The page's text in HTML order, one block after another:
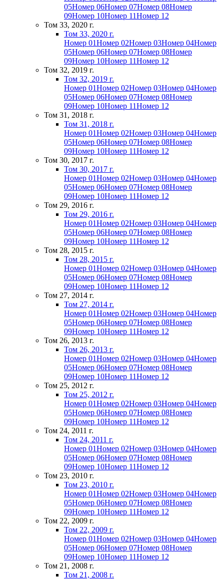
05Номер 06Номер 07Номер 08Номер
09Номер 10Номер 11Номер 12
Том 33, 2020 г.
Том 33, 2020 г.
Номер 01Номер 02Номер 03Номер 04Номер
05Номер 06Номер 07Номер 08Номер
09Номер 10Номер 11Номер 12
Том 32, 2019 г.
Том 32, 2019 г.
Номер 01Номер 02Номер 03Номер 04Номер
05Номер 06Номер 07Номер 08Номер
09Номер 10Номер 11Номер 12
Том 31, 2018 г.
Том 31, 2018 г.
Номер 01Номер 02Номер 03Номер 04Номер
05Номер 06Номер 07Номер 08Номер
09Номер 10Номер 11Номер 12
Том 30, 2017 г.
Том 30, 2017 г.
Номер 01Номер 02Номер 03Номер 04Номер
05Номер 06Номер 07Номер 08Номер
09Номер 10Номер 11Номер 12
Том 29, 2016 г.
Том 29, 2016 г.
Номер 01Номер 02Номер 03Номер 04Номер
05Номер 06Номер 07Номер 08Номер
09Номер 10Номер 11Номер 12
Том 28, 2015 г.
Том 28, 2015 г.
Номер 01Номер 02Номер 03Номер 04Номер
05Номер 06Номер 07Номер 08Номер
09Номер 10Номер 11Номер 12
Том 27, 2014 г.
Том 27, 2014 г.
Номер 01Номер 02Номер 03Номер 04Номер
05Номер 06Номер 07Номер 08Номер
09Номер 10Номер 11Номер 12
Том 26, 2013 г.
Том 26, 2013 г.
Номер 01Номер 02Номер 03Номер 04Номер
05Номер 06Номер 07Номер 08Номер
09Номер 10Номер 11Номер 12
Том 25, 2012 г.
Том 25, 2012 г.
Номер 01Номер 02Номер 03Номер 04Номер
05Номер 06Номер 07Номер 08Номер
09Номер 10Номер 11Номер 12
Том 24, 2011 г.
Том 24, 2011 г.
Номер 01Номер 02Номер 03Номер 04Номер
05Номер 06Номер 07Номер 08Номер
09Номер 10Номер 11Номер 12
Том 23, 2010 г.
Том 23, 2010 г.
Номер 01Номер 02Номер 03Номер 04Номер
05Номер 06Номер 07Номер 08Номер
09Номер 10Номер 11Номер 12
Том 22, 2009 г.
Том 22, 2009 г.
Номер 01Номер 02Номер 03Номер 04Номер
05Номер 06Номер 07Номер 08Номер
09Номер 10Номер 11Номер 12
Том 21, 2008 г.
Том 21, 2008 г.